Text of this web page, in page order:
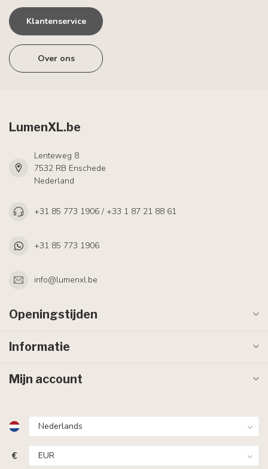
Klantenservice
Over ons
LumenXL.be
Lenteweg 8
7532 RB Enschede
Nederland
+31 85 773 1906 / +33 1 87 21 88 61
+31 85 773 1906
info@lumenxl.be
Openingstijden
Informatie
Mijn account
€